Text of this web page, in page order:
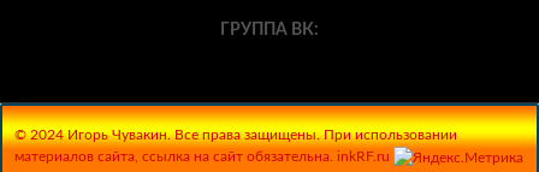
ГРУППА ВК:
© 2024 Игорь Чувакин. Все права защищены. При использовании
материалов сайта, ссылка на сайт обязательна. inkRF.ru